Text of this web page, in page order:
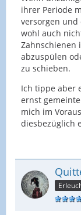
ihrer Periode
versorgen und
wohl auch
Zahnschienen
abzuspülen
zu schieben.
Ich tippe aber
ernst
mich im
diesbezüglich